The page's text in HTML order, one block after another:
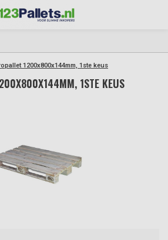
1200x800x144mm, 1ste keus
1STE KEUS